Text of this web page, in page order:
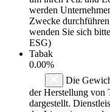
werden
Zwecke
wenden Sie sich
ESG)
Tabak
0.00%
Die
der Herstellung von
dargestellt.